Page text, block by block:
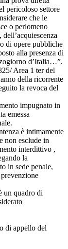
pericoloso settore
che le
o perlomeno
di opere pubbliche
alla presenza di
d’Italia…”.
Area 1 ter del
della ricorrente
la revoca del
impugnato in
emessa
è intimamente
non esclude in
interdittivo ,
la
in sede penale,
un quadro di
di appello del